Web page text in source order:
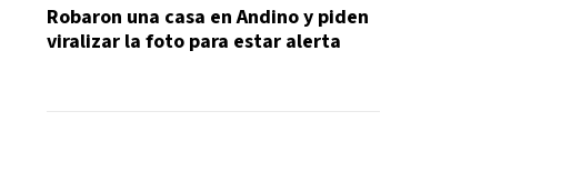
Robaron una casa en Andino y piden
viralizar la foto para estar alerta